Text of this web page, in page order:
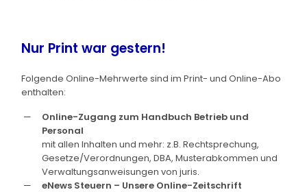
Nur Print war gestern!
Folgende Online-Mehrwerte sind im Print- und Online-Abo
enthalten:
Online-Zugang zum Handbuch Betrieb und
Personal
mit allen Inhalten und mehr: z.B. Rechtsprechung,
Gesetze/Verordnungen, DBA, Musterabkommen und
Verwaltungsanweisungen von juris.
eNews Steuern – Unsere Online-Zeitschrift